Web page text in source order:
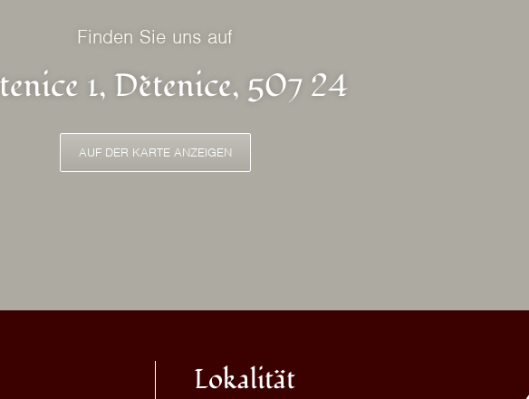
Finden Sie uns auf
1, Dětenice, 507 24
AUF DER KARTE ANZEIGEN
Lokalität